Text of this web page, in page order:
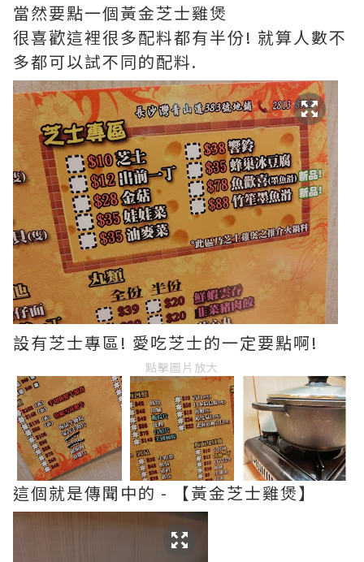
當然要點一個黃金芝士雞煲
很喜歡這裡很多配料都有半份! 就算人數不
多都可以試不同的配料.
設有芝士專區! 愛吃芝士的一定要點啊!
點擊圖片放大
這個就是傳聞中的 - 【黃金芝士雞煲】